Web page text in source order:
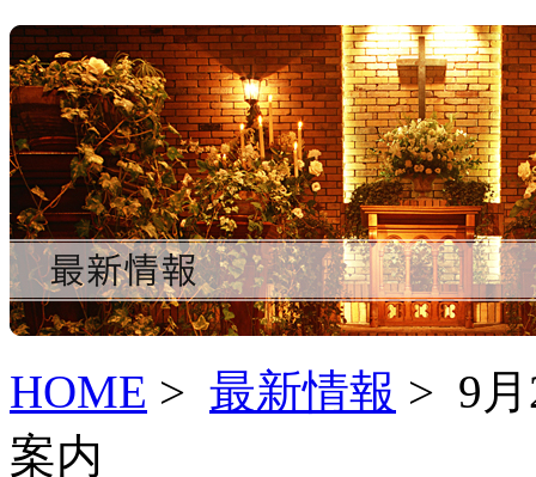
HOME > 最新情報 > 9月
案内